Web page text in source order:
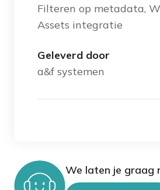
Filteren op metadata,
Assets integratie
Geleverd door
a&f systemen
We laten je graag